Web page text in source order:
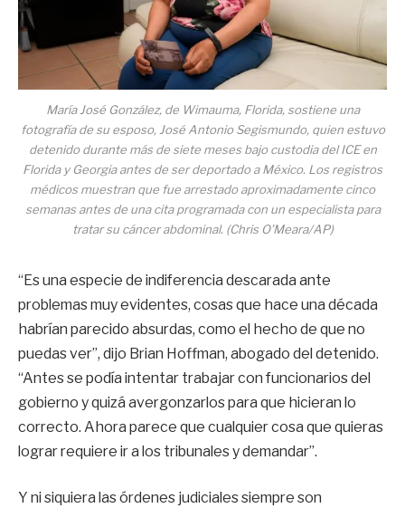
María José González, de Wimauma, Florida, sostiene una
fotografía de su esposo, José Antonio Segismundo, quien estuvo
detenido durante más de siete meses bajo custodia del ICE en
Florida y Georgia antes de ser deportado a México. Los registros
médicos muestran que fue arrestado aproximadamente cinco
semanas antes de una cita programada con un especialista para
tratar su cáncer abdominal. (Chris O’Meara/AP)
“Es una especie de indiferencia descarada ante
problemas muy evidentes, cosas que hace una década
habrían parecido absurdas, como el hecho de que no
puedas ver”, dijo Brian Hoffman, abogado del detenido.
“Antes se podía intentar trabajar con funcionarios del
gobierno y quizá avergonzarlos para que hicieran lo
correcto. Ahora parece que cualquier cosa que quieras
lograr requiere ir a los tribunales y demandar”.
Y ni siquiera las órdenes judiciales siempre son